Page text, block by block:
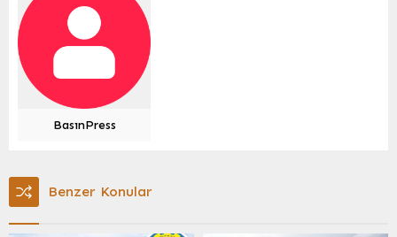
BasınPress
Benzer Konular